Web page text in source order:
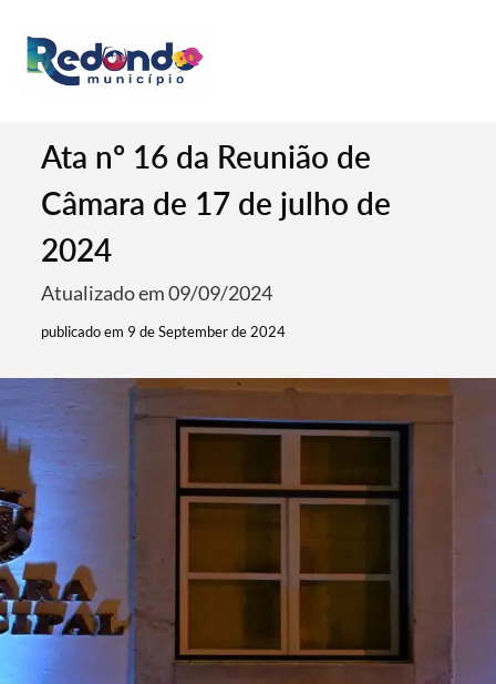
Ata nº 16 da Reunião de
Câmara de 17 de julho de
2024
Atualizado em 09/09/2024
publicado em 9 de September de 2024